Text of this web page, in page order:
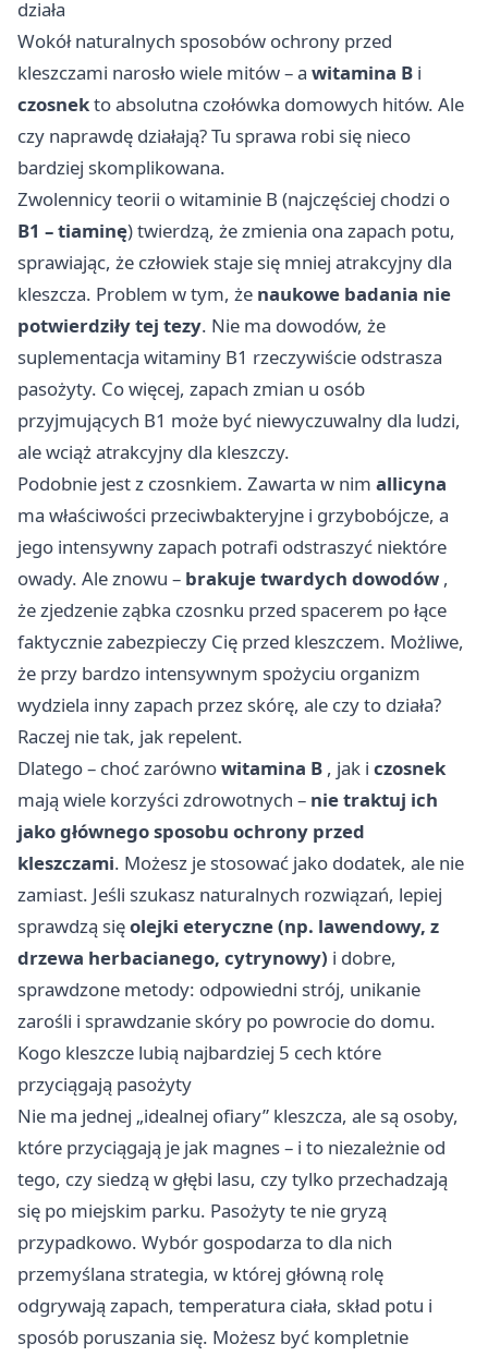
działa
Wokół naturalnych sposobów ochrony przed
kleszczami narosło wiele mitów – a witamina B i
czosnekto absolutna czołówka domowych hitów. Ale
czy naprawdę działają? Tu sprawa robi się nieco
bardziej skomplikowana.
Zwolennicy teorii o witaminie B (najczęściej chodzi o
B1 – tiaminę) twierdzą, że zmienia ona zapach potu,
sprawiając, że człowiek staje się mniej atrakcyjny dla
kleszcza. Problem w tym, że naukowe badania nie
potwierdziły tej tezy. Nie ma dowodów, że
suplementacja witaminy B1 rzeczywiście odstrasza
pasożyty. Co więcej, zapach zmian u osób
przyjmujących B1 może być niewyczuwalny dla ludzi,
ale wciąż atrakcyjny dla kleszczy.
Podobnie jest z czosnkiem. Zawarta w nim allicyna
ma właściwości przeciwbakteryjne i grzybobójcze, a
jego intensywny zapach potrafi odstraszyć niektóre
owady. Ale znowu – brakuje twardych dowodów ,
że zjedzenie ząbka czosnku przed spacerem po łące
faktycznie zabezpieczy Cię przed kleszczem. Możliwe,
że przy bardzo intensywnym spożyciu organizm
wydziela inny zapach przez skórę, ale czy to działa?
Raczej nie tak, jak repelent.
Dlatego – choć zarównowitamina B , jak i czosnek
mają wiele korzyści zdrowotnych – nie traktuj ich
jako głównego sposobu ochrony przed
kleszczami. Możesz je stosować jako dodatek, ale nie
zamiast. Jeśli szukasz naturalnych rozwiązań, lepiej
sprawdzą sięolejki eteryczne (np. lawendowy, z
drzewa herbacianego, cytrynowy) i dobre,
sprawdzone metody: odpowiedni strój, unikanie
zarośli i sprawdzanie skóry po powrocie do domu.
Kogo kleszcze lubią najbardziej 5 cech które
przyciągają pasożyty
Nie ma jednej „idealnej ofiary” kleszcza, ale są osoby,
które przyciągają je jak magnes – i to niezależnie od
tego, czy siedzą w głębi lasu, czy tylko przechadzają
się po miejskim parku. Pasożyty te nie gryzą
przypadkowo. Wybór gospodarza to dla nich
przemyślana strategia, w której główną rolę
odgrywają zapach, temperatura ciała, skład potu i
sposób poruszania się. Możesz być kompletnie